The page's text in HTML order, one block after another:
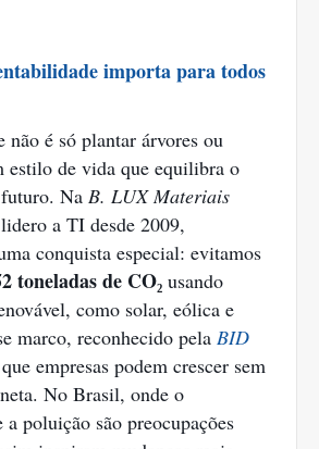
importa para todos
não é só plantar árvores ou
de vida que equilibra o
Na B. LUX Materiais
a TI desde 2009,
conquista especial: evitamos
toneladas de CO₂ usando
como solar, eólica e
marco, reconhecido pela BID
empresas podem crescer sem
No Brasil, onde o
a poluição são preocupações